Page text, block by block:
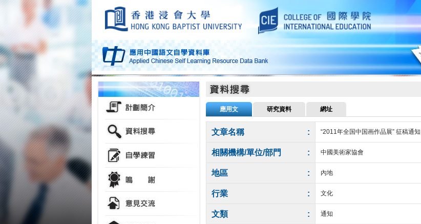
應用文 研究資料 網址
文章名稱 : “2011年全国中国画作品展” 征稿通知
相關機構/單位/部門 : 中國美術家協會
地區 : 內地
行業 : 文化
文類 : 通知